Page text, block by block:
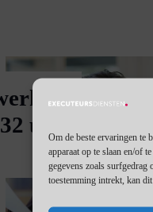
Om de beste ervaringen te
apparaat op te slaan en/of
gegevens zoals
toestemming intrekt, kan
uur